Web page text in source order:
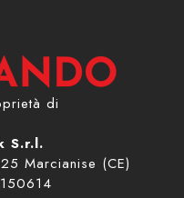
di
S.r.l.
Marcianise (CE)